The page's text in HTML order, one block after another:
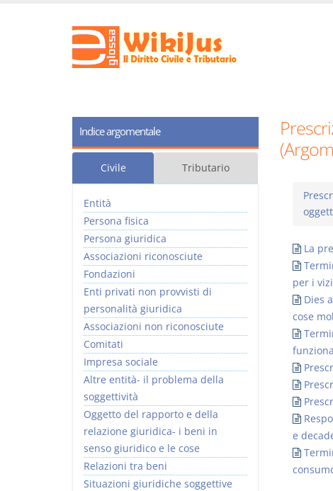
La
per i
Dies
cose
e
Indice argomentale
Civile Tributario
Entità
Persona fisica
Persona giuridica
Associazioni riconosciute
Fondazioni
Enti privati non provvisti di
personalità giuridica
Associazioni non riconosciute
Comitati
Impresa sociale
Altre entità- il problema della
soggettività
Oggetto del rapporto e della
relazione giuridica- i beni in
senso giuridico e le cose
Relazioni tra beni
Situazioni giuridiche soggettive
I Vincoli Preliminari
Versione ebook
€ 4,19
(iva incl.)